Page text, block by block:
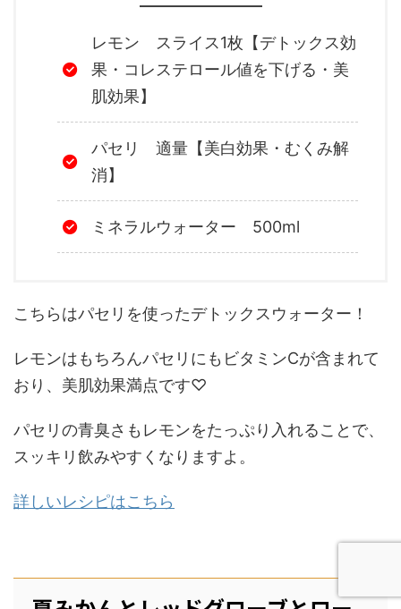
レモン スライス1枚【デトックス効
果・コレステロール値を下げる・美
肌効果】
パセリ 適量【美白効果・むくみ解
消】
ミネラルウォーター 500ml
こちらはパセリを使ったデトックスウォーター！
レモンはもちろんパセリにもビタミンCが含まれて
おり、美肌効果満点です♡
パセリの青臭さもレモンをたっぷり入れることで、
スッキリ飲みやすくなりますよ。
詳しいレシピはこちら